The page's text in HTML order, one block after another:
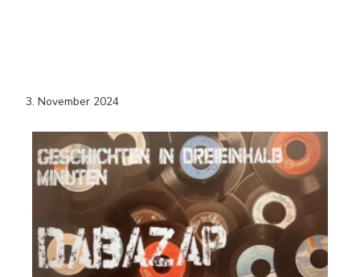
3. November 2024